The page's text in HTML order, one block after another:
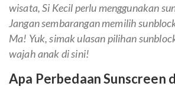
wisata, Si Kecil perlu menggunakan
Jangan sembarangan memilih
Ma! Yuk, simak ulasan pilihan
wajah anak di sini!
Apa Perbedaan Sunscreen